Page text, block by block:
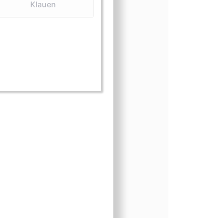
und Häute)
(Fleisch)
(Klauen)
(Knochen und Schädel)
(Medizin)
(Öle)(Präparate)
(Zähne)
Klauen